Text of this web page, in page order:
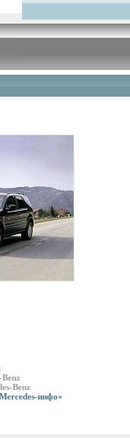
Benz
Benz
инфо»